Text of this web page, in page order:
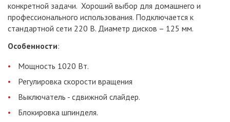
конкретной задачи. Хороший выбор для домашнего и
профессионального использования. Подключается к
стандартной сети 220 В. Диаметр дисков – 125 мм.
Особенности:
Мощность 1020 Вт.
Регулировка скорости вращения
Выключатель - сдвижной слайдер.
Блокировка шпинделя.